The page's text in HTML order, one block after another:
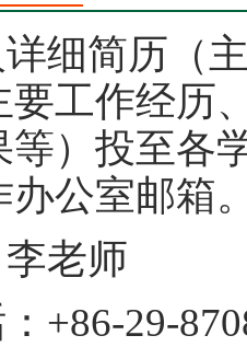
细简历（
要工作经历
等）投至各
办公室邮箱
老师
+86-29-